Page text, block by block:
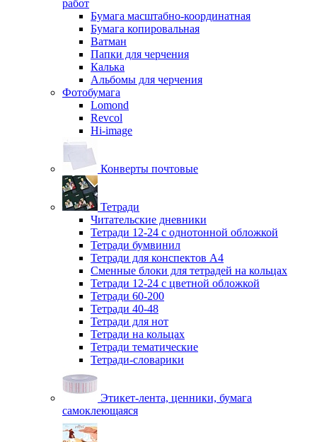
работ
Бумага масштабно-координатная
Бумага копировальная
Ватман
Папки для черчения
Калька
Альбомы для черчения
Фотобумага
Lomond
Revcol
Hi-image
Конверты почтовые
Тетради
Читательские дневники
Тетради 12-24 с однотонной обложкой
Тетради бумвинил
Тетради для конспектов А4
Сменные блоки для тетрадей на кольцах
Тетради 12-24 с цветной обложкой
Тетради 60-200
Тетради 40-48
Тетради для нот
Тетради на кольцах
Тетради тематические
Тетради-словарики
Этикет-лента, ценники, бумага
самоклеющаяся